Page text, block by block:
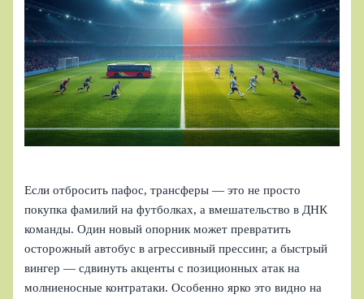
Если отбросить пафос, трансферы — это не просто
покупка фамилий на футболках, а вмешательство в ДНК
команды. Один новый опорник может превратить
осторожный автобус в агрессивный прессинг, а быстрый
вингер — сдвинуть акценты с позиционных атак на
молниеносные контратаки. Особенно ярко это видно на